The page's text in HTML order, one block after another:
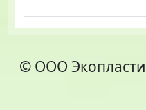
© ООО